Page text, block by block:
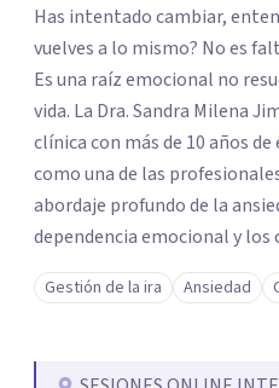
Has intentado cambiar,
vuelves a lo mismo? No es
Es una raíz emocional no
vida. La Dra. Sandra Milena Jiménez Duque es psicóloga
clínica con más de 10 años
como una de las
abordaje profundo de la
dependencia emocional y los
trabajado con pacientes en
acompañando procesos
trabaja el síntoma, trabaja la
Gestión de la ira Ansiedad